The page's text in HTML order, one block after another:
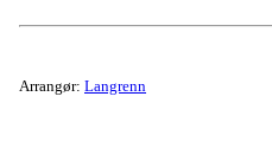
Arrangør: Langrenn